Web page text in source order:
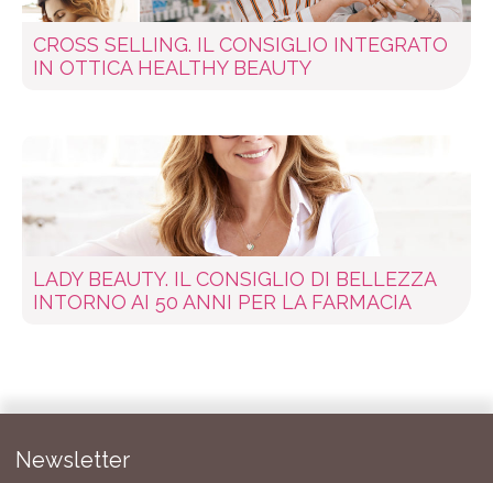
CROSS SELLING. IL CONSIGLIO INTEGRATO
IN OTTICA HEALTHY BEAUTY
LADY BEAUTY. IL CONSIGLIO DI BELLEZZA
INTORNO AI 50 ANNI PER LA FARMACIA
Newsletter